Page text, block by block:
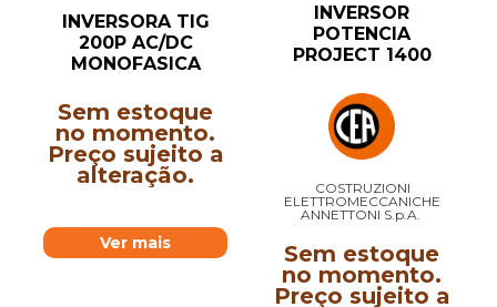
INVERSORA TIG
200P AC/DC
MONOFASICA
Sem estoque
no momento.
Preço sujeito a
alteração.
Ver mais
INVERSOR
POTENCIA
PROJECT 1400
COSTRUZIONI
ELETTROMECCANICHE
ANNETTONI S.p.A.
Sem estoque
no momento.
Preço sujeito a